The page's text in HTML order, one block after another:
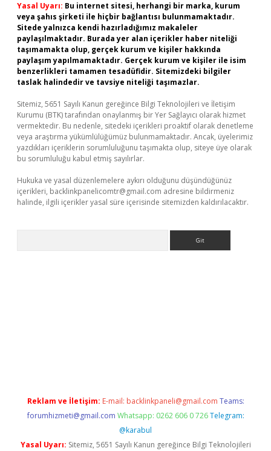
Yasal Uyarı: Bu internet sitesi, herhangi bir marka, kurum
veya şahıs şirketi ile hiçbir bağlantısı bulunmamaktadır.
Sitede yalnızca kendi hazırladığımız makaleler
paylaşılmaktadır. Burada yer alan içerikler haber niteliği
taşımamakta olup, gerçek kurum ve kişiler hakkında
paylaşım yapılmamaktadır. Gerçek kurum ve kişiler ile isim
benzerlikleri tamamen tesadüfidir. Sitemizdeki bilgiler
taslak halindedir ve tavsiye niteliği taşımazlar.
Sitemiz, 5651 Sayılı Kanun gereğince Bilgi Teknolojileri ve İletişim
Kurumu (BTK) tarafından onaylanmış bir Yer Sağlayıcı olarak hizmet
vermektedir. Bu nedenle, sitedeki içerikleri proaktif olarak denetleme
veya araştırma yükümlülüğümüz bulunmamaktadır. Ancak, üyelerimiz
yazdıkları içeriklerin sorumluluğunu taşımakta olup, siteye üye olarak
bu sorumluluğu kabul etmiş sayılırlar.
Hukuka ve yasal düzenlemelere aykırı olduğunu düşündüğünüz
içerikleri, backlinkpanelicomtr@gmail.com adresine bildirmeniz
halinde, ilgili içerikler yasal süre içerisinde sitemizden kaldırılacaktır.
Reklam ve İletişim: E-mail: backlinkpaneli@gmail.com Teams:
forumhizmeti@gmail.com Whatsapp: 0262 606 0 726 Telegram:
@karabul
Yasal Uyarı: Sitemiz, 5651 Sayılı Kanun gereğince Bilgi Teknolojileri